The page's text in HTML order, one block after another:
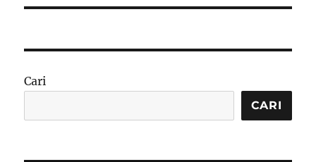
Cari
CARI